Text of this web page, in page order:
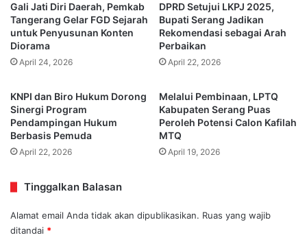
Gali Jati Diri Daerah, Pemkab
Tangerang Gelar FGD Sejarah
untuk Penyusunan Konten
Diorama
April 24, 2026
DPRD Setujui LKPJ 2025,
Bupati Serang Jadikan
Rekomendasi sebagai Arah
Perbaikan
April 22, 2026
KNPI dan Biro Hukum Dorong
Sinergi Program
Pendampingan Hukum
Berbasis Pemuda
April 22, 2026
Melalui Pembinaan, LPTQ
Kabupaten Serang Puas
Peroleh Potensi Calon Kafilah
MTQ
April 19, 2026
Tinggalkan Balasan
Alamat email Anda tidak akan dipublikasikan. Ruas yang wajib
ditandai *